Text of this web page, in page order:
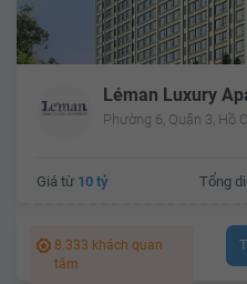
Léman Luxury
Phường 6, Quận 3, Hồ
Giá từ 10 tỷ Tổng
8.333 khách quan
tâm